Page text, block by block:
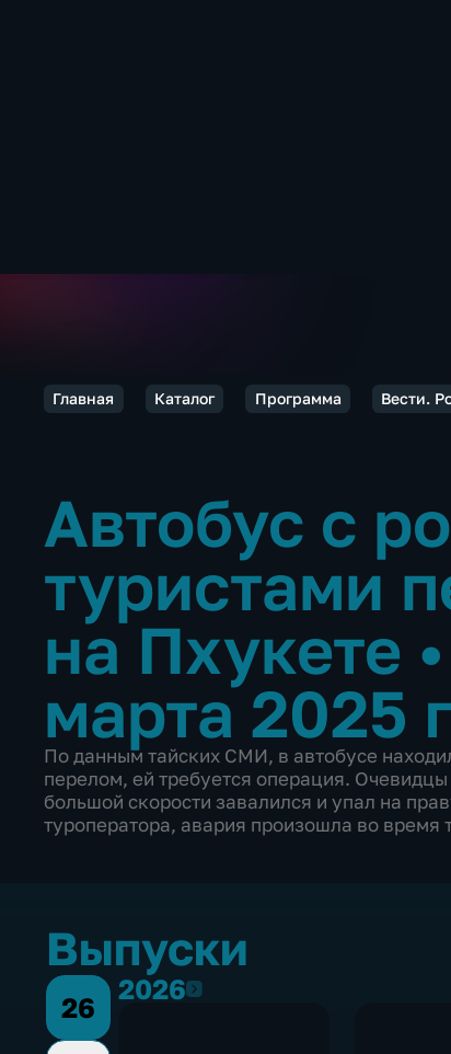
Главная Каталог Программа Вести.
Автобус с
туристами
на Пхукете •
марта 2025
По данным тайских СМИ, в автобусе
перелом, ей требуется операция.
большой скорости завалился и упал на
туроператора, авария произошла во время
Выпуски
26
20262026